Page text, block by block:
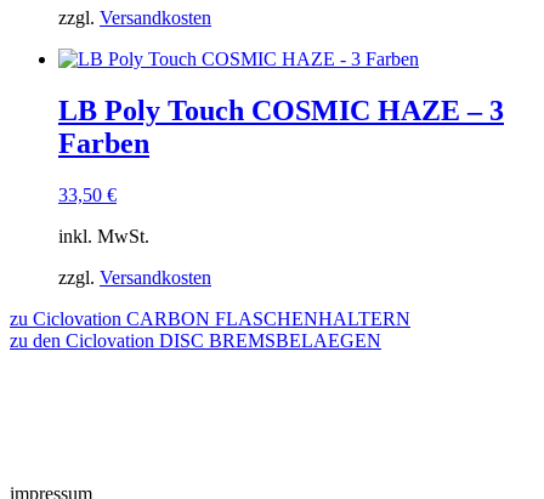
zzgl. Versandkosten
LB Poly Touch COSMIC HAZE – 3
Farben
33,50 €
inkl. MwSt.
zzgl. Versandkosten
zu Ciclovation CARBON FLASCHENHALTERN
zu den Ciclovation DISC BREMSBELAEGEN
impressum